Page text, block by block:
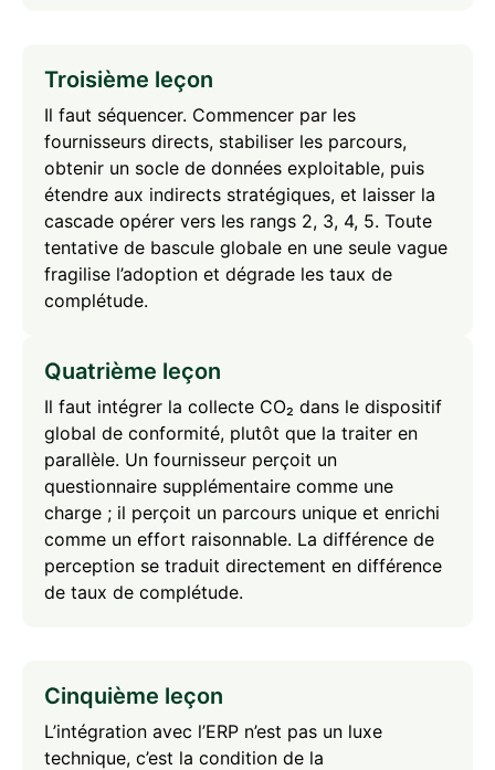
Troisième leçon
Il faut séquencer. Commencer par les
fournisseurs directs, stabiliser les parcours,
obtenir un socle de données exploitable, puis
étendre aux indirects stratégiques, et laisser la
cascade opérer vers les rangs 2, 3, 4, 5. Toute
tentative de bascule globale en une seule vague
fragilise l’adoption et dégrade les taux de
complétude.
Quatrième leçon
Il faut intégrer la collecte CO₂ dans le dispositif
global de conformité, plutôt que la traiter en
parallèle. Un fournisseur perçoit un
questionnaire supplémentaire comme une
charge ; il perçoit un parcours unique et enrichi
comme un effort raisonnable. La différence de
perception se traduit directement en différence
de taux de complétude.
Cinquième leçon
L’intégration avec l’ERP n’est pas un luxe
technique, c’est la condition de la